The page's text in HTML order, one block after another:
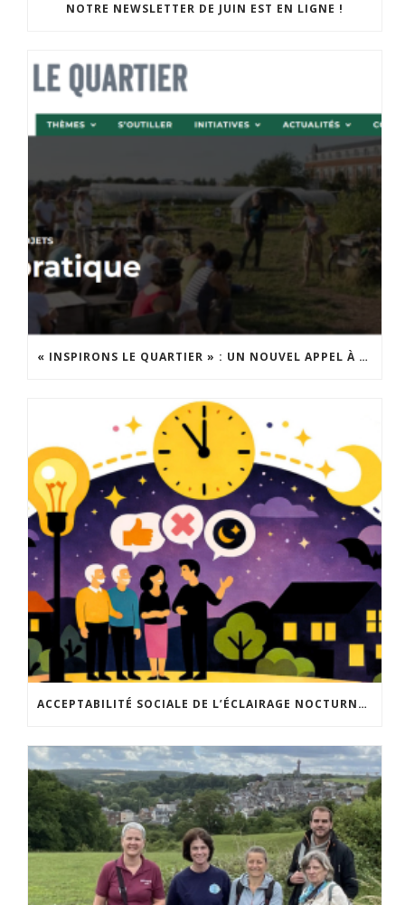
NOTRE NEWSLETTER DE JUIN EST EN LIGNE !
« INSPIRONS LE QUARTIER » : UN NOUVEL APPEL À PROJETS EST LANCÉ !
ACCEPTABILITÉ SOCIALE DE L’ÉCLAIRAGE NOCTURNE : LE REPLAY EST DISPONIBLE